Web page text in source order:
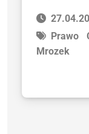
Prawo
Mrozek